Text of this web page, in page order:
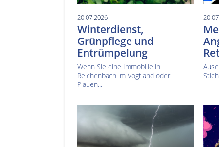
20.07.2026
Winterdienst,
Grünpflege und
Entrümpelung
Wenn Sie eine Immobilie in
Reichenbach im Vogtland oder
Plauen...